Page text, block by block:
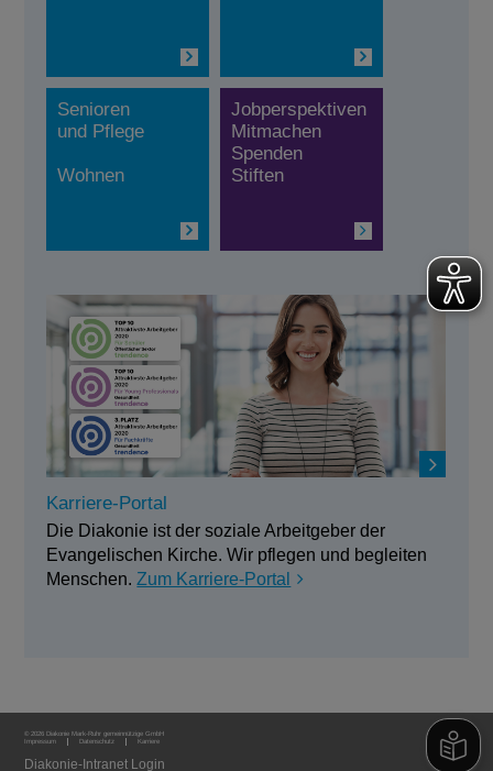
Senioren
und Pflege
Wohnen
Jobperspektiven
Mitmachen
Spenden
Stiften
Karriere-Portal
Die Diakonie ist der soziale Arbeitgeber der
Evangelischen Kirche. Wir pflegen und begleiten
Menschen.Zum Karriere-Portal
© 2026 Diakonie Mark-Ruhr gemeinnützige GmbH
Impressum
Datenschutz Karriere
Diakonie-Intranet Login